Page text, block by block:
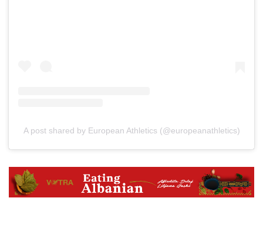
A post shared by European Athletics (@europeanathletics)